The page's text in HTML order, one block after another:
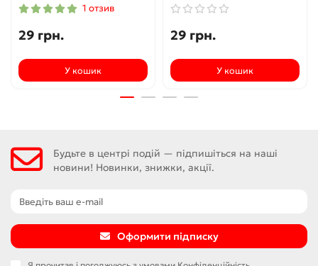
1 отзив
29 грн.
У кошик
29 грн.
У кошик
Будьте в центрі подій — підпишіться на наші
новини! Новинки, знижки, акції.
Оформити підписку